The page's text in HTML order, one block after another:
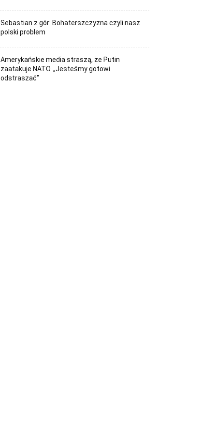
Sebastian z gór: Bohaterszczyzna czyli nasz
polski problem
Amerykańskie media straszą, że Putin
zaatakuje NATO. „Jesteśmy gotowi
odstraszać”